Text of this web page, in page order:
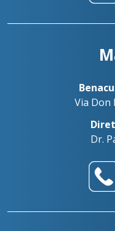
Via Don
Dr.